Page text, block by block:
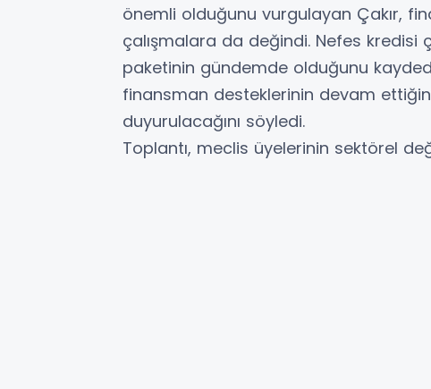
önemli olduğunu vurgulayan Çakır,
çalışmalara da değindi. Nefes kredisi
paketinin gündemde olduğunu
finansman desteklerinin devam
duyurulacağını söyledi.
Toplantı, meclis üyelerinin sektörel